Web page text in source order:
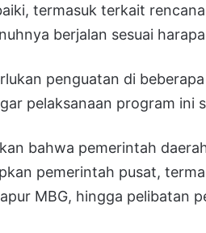
termasuk terkait
berjalan sesuai
penguatan di
pelaksanaan program ini
bahwa pemerintah
pemerintah pusat,
MBG, hingga pelibatan